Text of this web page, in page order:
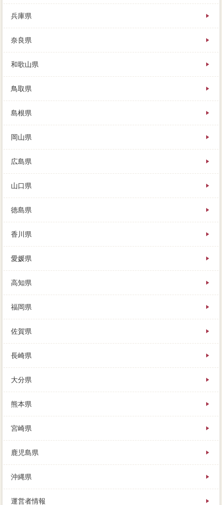
兵庫県
奈良県
和歌山県
鳥取県
島根県
岡山県
広島県
山口県
徳島県
香川県
愛媛県
高知県
福岡県
佐賀県
長崎県
大分県
熊本県
宮崎県
鹿児島県
沖縄県
運営者情報